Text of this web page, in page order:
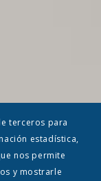
terceros para
estadística,
nos permite
y mostrarle